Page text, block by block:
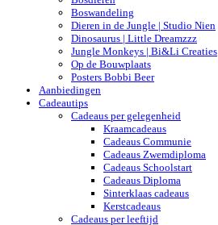
Boswandeling
Dieren in de Jungle | Studio Nien
Dinosaurus | Little Dreamzzz
Jungle Monkeys | Bi&Li Creaties
Op de Bouwplaats
Posters Bobbi Beer
Aanbiedingen
Cadeautips
Cadeaus per gelegenheid
Kraamcadeaus
Cadeaus Communie
Cadeaus Zwemdiploma
Cadeaus Schoolstart
Cadeaus Diploma
Sinterklaas cadeaus
Kerstcadeaus
Cadeaus per leeftijd